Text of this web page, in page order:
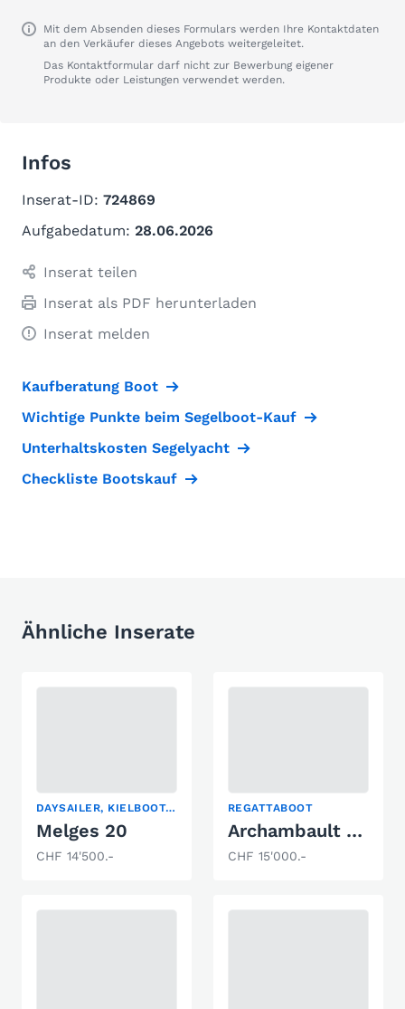
Mit dem Absenden dieses Formulars werden Ihre Kontaktdaten
an den Verkäufer dieses Angebots weitergeleitet.
Das Kontaktformular darf nicht zur Bewerbung eigener
Produkte oder Leistungen verwendet werden.
Infos
Inserat-ID: 724869
Aufgabedatum: 28.06.2026
Inserat teilen
Inserat als PDF herunterladen
Inserat melden
Kaufberatung Boot
Wichtige Punkte beim Segelboot-Kauf
Unterhaltskosten Segelyacht
Checkliste Bootskauf
Ähnliche Inserate
DAYSAILER, KIELBOOT, REGATTABOOT
Melges 20
CHF 14'500.-
REGATTABOOT
Archambault Surprise
CHF 15'000.-